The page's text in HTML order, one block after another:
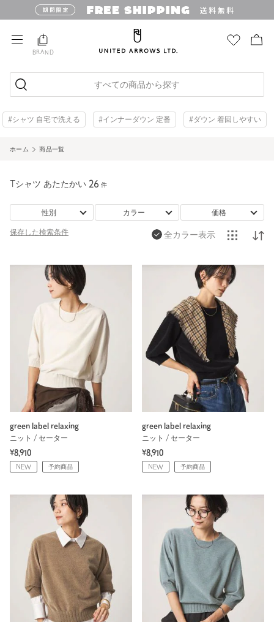
BRAND
すべての商品から探す
#シャツ 自宅で洗える #インナーダウン 定番 #ダウン 着回しやすい
ホーム 商品一覧
Tシャツ あたたかい 26 件
性別 カラー 価格
保存した検索条件 全カラー表示
green label relaxing
ニット / セーター
¥8,910
NEW 予約商品
green label relaxing
ニット / セーター
¥8,910
NEW 予約商品